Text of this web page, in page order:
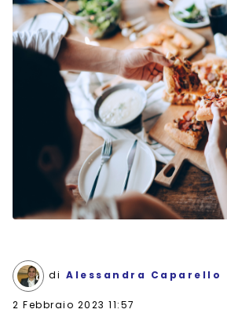
di Alessandra Caparello
2 Febbraio 2023 11:57